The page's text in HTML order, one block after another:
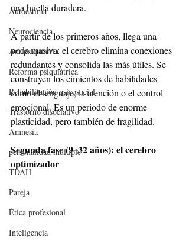
Autoestima
Neurociencia
Antipsiquiatría
Reforma psiquiátrica
Rehabilitación psicosocial
Trastorno disociativo
Amnesia
personalidad múltiple
TDAH
Pareja
Ética profesional
Inteligencia
una huella duradera.
A partir de los primeros años, llega una
poda masiva: el cerebro elimina conexiones
redundantes y consolida las más útiles. Se
construyen los cimientos de habilidades
como el lenguaje, la atención o el control
emocional. Es un periodo de enorme
plasticidad, pero también de fragilidad.
Segunda fase (9–32 años): el cerebro
optimizador